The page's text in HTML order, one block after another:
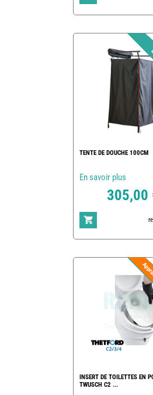
TENTE DE DOUCHE 100CM
En savoir plus
305,00
INSERT DE TOILETTES EN
TWUSCH C2 ...